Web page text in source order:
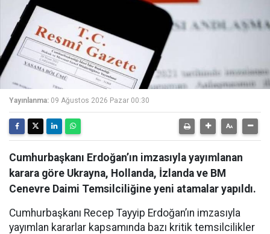
Yayınlanma: 09 Ağustos 2026 Pazar 00:30
Cumhurbaşkanı Erdoğan’ın imzasıyla yayımlanan
karara göre Ukrayna, Hollanda, İzlanda ve BM
Cenevre Daimi Temsilciliğine yeni atamalar yapıldı.
Cumhurbaşkanı Recep Tayyip Erdoğan’ın imzasıyla
yayımlan kararlar kapsamında bazı kritik temsilcilikler